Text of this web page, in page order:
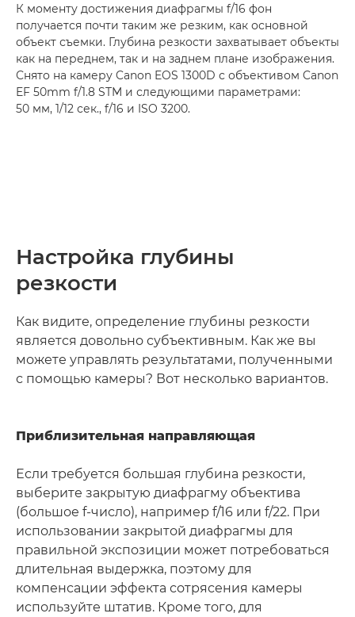
К моменту достижения диафрагмы f/16 фон
получается почти таким же резким, как основной
объект съемки. Глубина резкости захватывает объекты
как на переднем, так и на заднем плане изображения.
Снято на камеру Canon EOS 1300D с объективом Canon
EF 50mm f/1.8 STM и следующими параметрами:
50 мм, 1/12 сек., f/16 и ISO 3200.
Настройка глубины
резкости
Как видите, определение глубины резкости
является довольно субъективным. Как же вы
можете управлять результатами, полученными
с помощью камеры? Вот несколько вариантов.
Приблизительная направляющая
Если требуется большая глубина резкости,
выберите закрытую диафрагму объектива
(большое f-число), например f/16 или f/22. При
использовании закрытой диафрагмы для
правильной экспозиции может потребоваться
длительная выдержка, поэтому для
компенсации эффекта сотрясения камеры
используйте штатив. Кроме того, для